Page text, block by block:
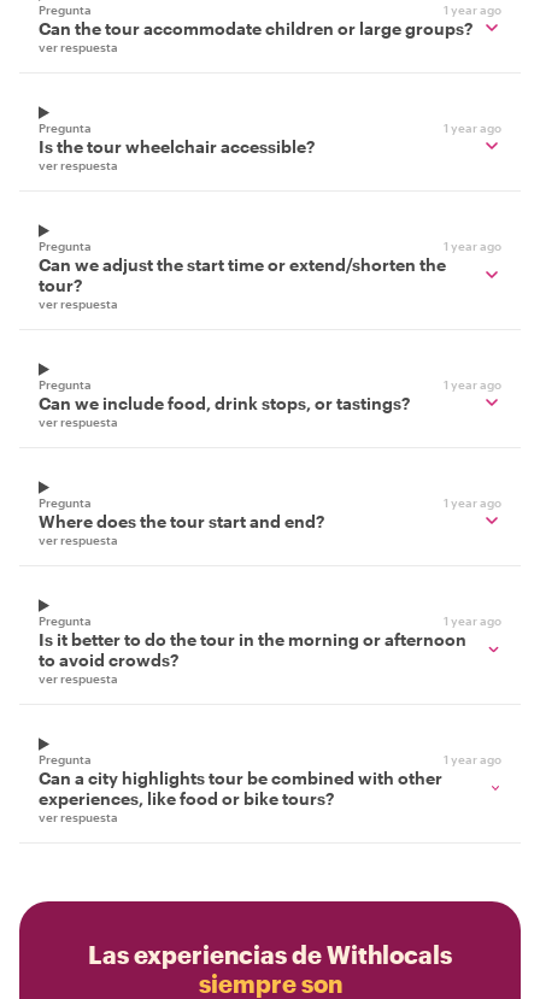
Pregunta 1 year ago
Can the tour accommodate children or large groups?
ver respuesta
Pregunta 1 year ago
Is the tour wheelchair accessible?
ver respuesta
Pregunta 1 year ago
Can we adjust the start time or extend/shorten the
tour?
ver respuesta
Pregunta 1 year ago
Can we include food, drink stops, or tastings?
ver respuesta
Pregunta 1 year ago
Where does the tour start and end?
ver respuesta
Pregunta 1 year ago
Is it better to do the tour in the morning or afternoon
to avoid crowds?
ver respuesta
Pregunta 1 year ago
Can a city highlights tour be combined with other
experiences, like food or bike tours?
ver respuesta
Las experiencias de Withlocals
siempre son